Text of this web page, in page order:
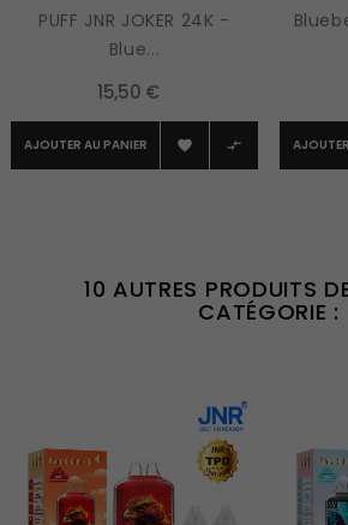
PUFF JNR JOKER 24K -
Blue...
15,50 €
AJOUTER AU PANIER  
10 AUTRES PRODUITS
CATÉGORIE :